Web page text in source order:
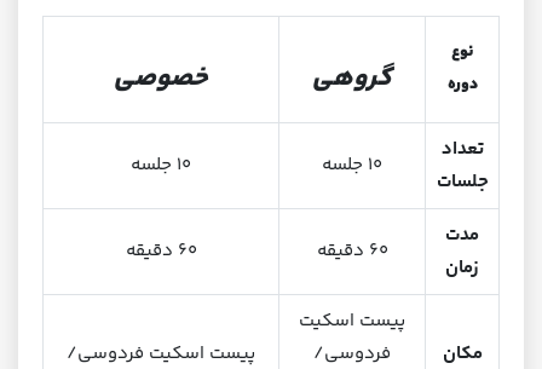
نوع
دوره
گروهی خصوصی
تعداد
جلسات
۱۰ جلسه ۱۰ جلسه
مدت
زمان
۶۰ دقیقه ۶۰ دقیقه
مکان
پیست اسکیت
فردوسی/
پیست اسکیت فردوسی/